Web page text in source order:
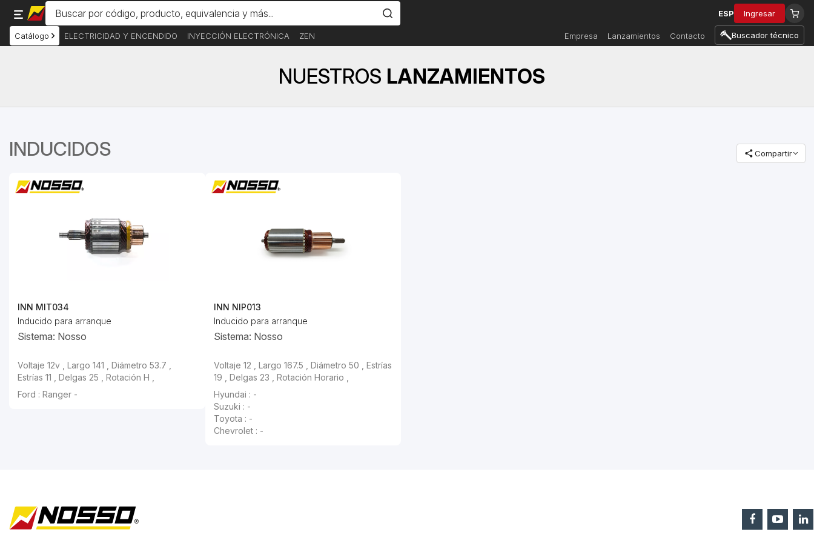
ESP Ingresar
Catálogo ELECTRICIDAD Y ENCENDIDO INYECCIÓN ELECTRÓNICA ZEN Empresa Lanzamientos Contacto Buscador técnico
NUESTROS LANZAMIENTOS
INDUCIDOS Compartir
INN MIT034
Inducido para arranque
Sistema: Nosso
Voltaje 12v , Largo 141 , Diámetro 53.7 ,
Estrías 11 , Delgas 25 , Rotación H ,
Ford : Ranger -
INN NIP013
Inducido para arranque
Sistema: Nosso
Voltaje 12 , Largo 167.5 , Diámetro 50 , Estrías
19 , Delgas 23 , Rotación Horario ,
Hyundai : -
Suzuki : -
Toyota : -
Chevrolet : -